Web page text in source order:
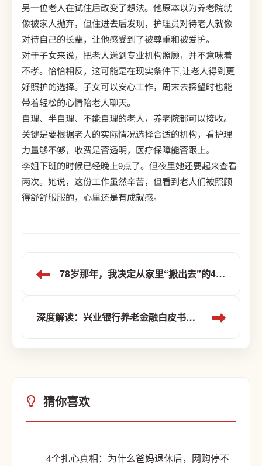
另一位老人在试住后改变了想法。他原本以为养老院就
像被家人抛弃，但住进去后发现，护理员对待老人就像
对待自己的长辈，让他感受到了被尊重和被爱护。
对于子女来说，把老人送到专业机构照顾，并不意味着
不孝。恰恰相反，这可能是在现实条件下,让老人得到更
好照护的选择。子女可以安心工作，周末去探望时也能
带着轻松的心情陪老人聊天。
自理、半自理、不能自理的老人，养老院都可以接收。
关键是要根据老人的实际情况选择合适的机构，看护理
力量够不够，收费是否透明，医疗保障能否跟上。
李姐下班的时候已经晚上9点了。但夜里她还要起来查看
两次。她说，这份工作虽然辛苦，但看到老人们被照顾
得舒舒服服的，心里还是有成就感。
78岁那年，我决定从家里“搬出去”的4个理由
深度解读：兴业银行养老金融白皮书如何回应“老龄化加速”时代命题
猜你喜欢
4个扎心真相：为什么爸妈退休后，网购停不